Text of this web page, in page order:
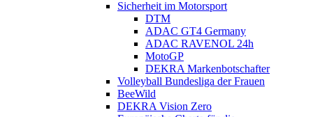
Sicherheit im Motorsport
DTM
ADAC GT4 Germany
ADAC RAVENOL 24h
MotoGP
DEKRA Markenbotschafter
Volleyball Bundesliga der Frauen
BeeWild
DEKRA Vision Zero